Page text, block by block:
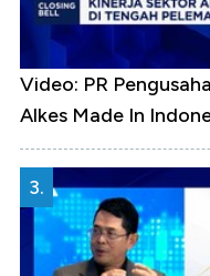
Video: PR
Alkes Made In
3.